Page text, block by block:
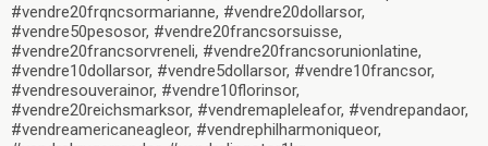
#vendre20frqncsormarianne, #vendre20dollarsor,
#vendre50pesosor, #vendre20francsorsuisse,
#vendre20francsorvreneli, #vendre20francsorunionlatine,
#vendre10dollarsor, #vendre5dollarsor, #vendre10francsor,
#vendresouverainor, #vendre10florinsor,
#vendre20reichsmarksor, #vendremapleleafor, #vendrepandaor,
#vendreamericaneagleor, #vendrephilharmoniqueor,